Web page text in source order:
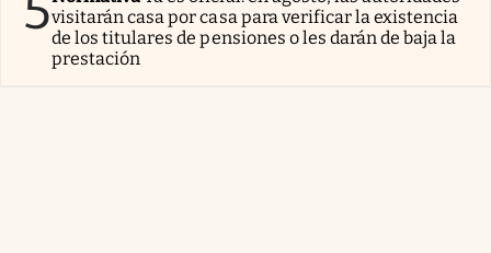
visitarán casa por casa para verificar la existencia
de los titulares de pensiones o les darán de baja la
prestación